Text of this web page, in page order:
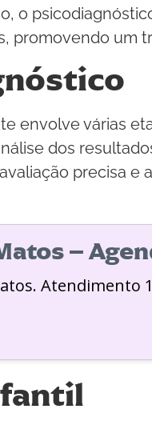
o
promovendo um
envolve várias
dos
precisa
–
Atendimento